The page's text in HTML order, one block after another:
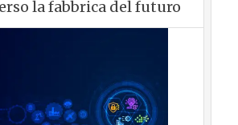
la fabbrica del futuro